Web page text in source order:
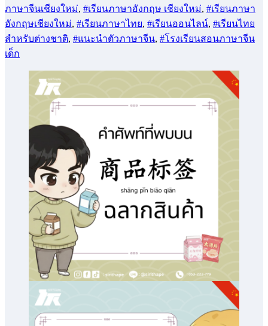
ภาษาจีนเชียงใหม่, #เรียนภาษาอังกฤษ เชียงใหม่, #เรียนภาษา
อังกฤษเชียงใหม่, #เรียนภาษาไทย, #เรียนออนไลน์, #เรียนไทย
สำหรับต่างชาติ, #แนะนำตัวภาษาจีน, #โรงเรียนสอนภาษาจีน
เด็ก